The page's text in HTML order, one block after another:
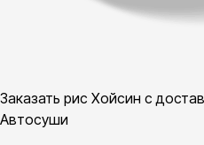
Заказать рис Хойсин с
Автосуши